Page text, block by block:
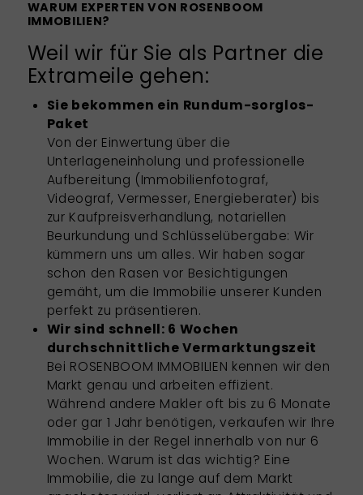
WARUM EXPERTEN VON ROSENBOOM
IMMOBILIEN?
Weil wir für Sie als Partner die
Extrameile gehen:
Sie bekommen ein Rundum-sorglos-
Paket
Von der Einwertung über die
Unterlageneinholung und professionelle
Aufbereitung (Immobilienfotograf,
Videograf, Vermesser, Energieberater) bis
zur Kaufpreisverhandlung, notariellen
Beurkundung und Schlüsselübergabe: Wir
kümmern uns um alles. Wir haben sogar
schon den Rasen vor Besichtigungen
gemäht, um die Immobilie unserer Kunden
perfekt zu präsentieren.
Wir sind schnell: 6 Wochen
durchschnittliche Vermarktungszeit
Bei ROSENBOOM IMMOBILIEN kennen wir den
Markt genau und arbeiten effizient.
Während andere Makler oft bis zu 6 Monate
oder gar 1 Jahr benötigen, verkaufen wir Ihre
Immobilie in der Regel innerhalb von nur 6
Wochen. Warum ist das wichtig? Eine
Immobilie, die zu lange auf dem Markt